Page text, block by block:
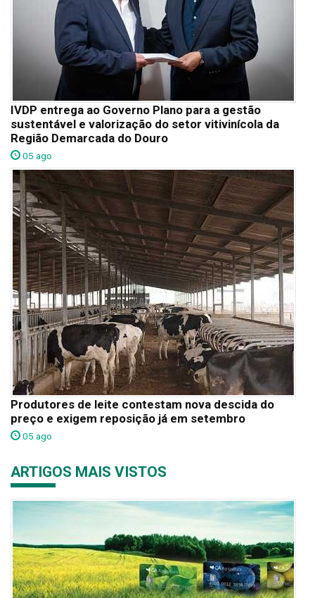
IVDP entrega ao Governo Plano para a gestão
sustentável e valorização do setor vitivinícola da
Região Demarcada do Douro
05 ago
Produtores de leite contestam nova descida do
preço e exigem reposição já em setembro
05 ago
ARTIGOS MAIS VISTOS